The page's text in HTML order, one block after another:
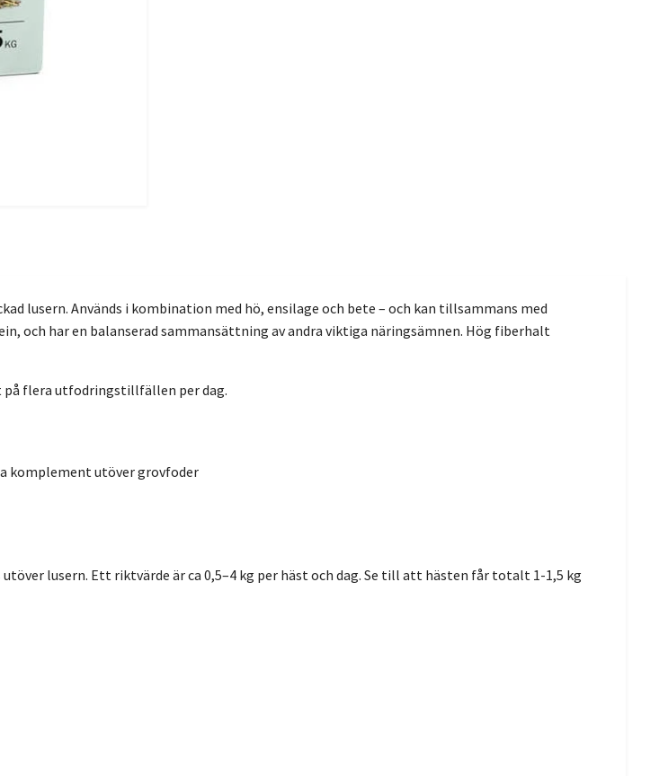
lusern. Används i kombination med hö, ensilage och bete – och kan tillsammans med
och har en balanserad sammansättning av andra viktiga näringsämnen. Hög fiberhalt
på flera utfodringstillfällen per dag.
komplement utöver grovfoder
lusern. Ett riktvärde är ca 0,5–4 kg per häst och dag. Se till att hästen får totalt 1-1,5 kg